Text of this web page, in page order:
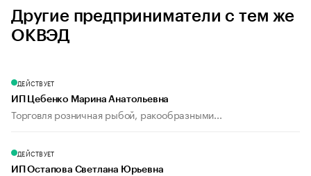
Другие предприниматели с тем же
ОКВЭД
ДЕЙСТВУЕТ
ИП Цебенко Марина Анатольевна
Торговля розничная рыбой, ракообразными...
ДЕЙСТВУЕТ
ИП Остапова Светлана Юрьевна